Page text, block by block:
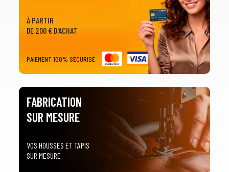
À PARTIR
DE 200 € D'ACHAT
PAIEMENT 100% SÉCURISÉ
FABRICATION
SUR MESURE
VOS HOUSSES ET TAPIS
SUR MESURE